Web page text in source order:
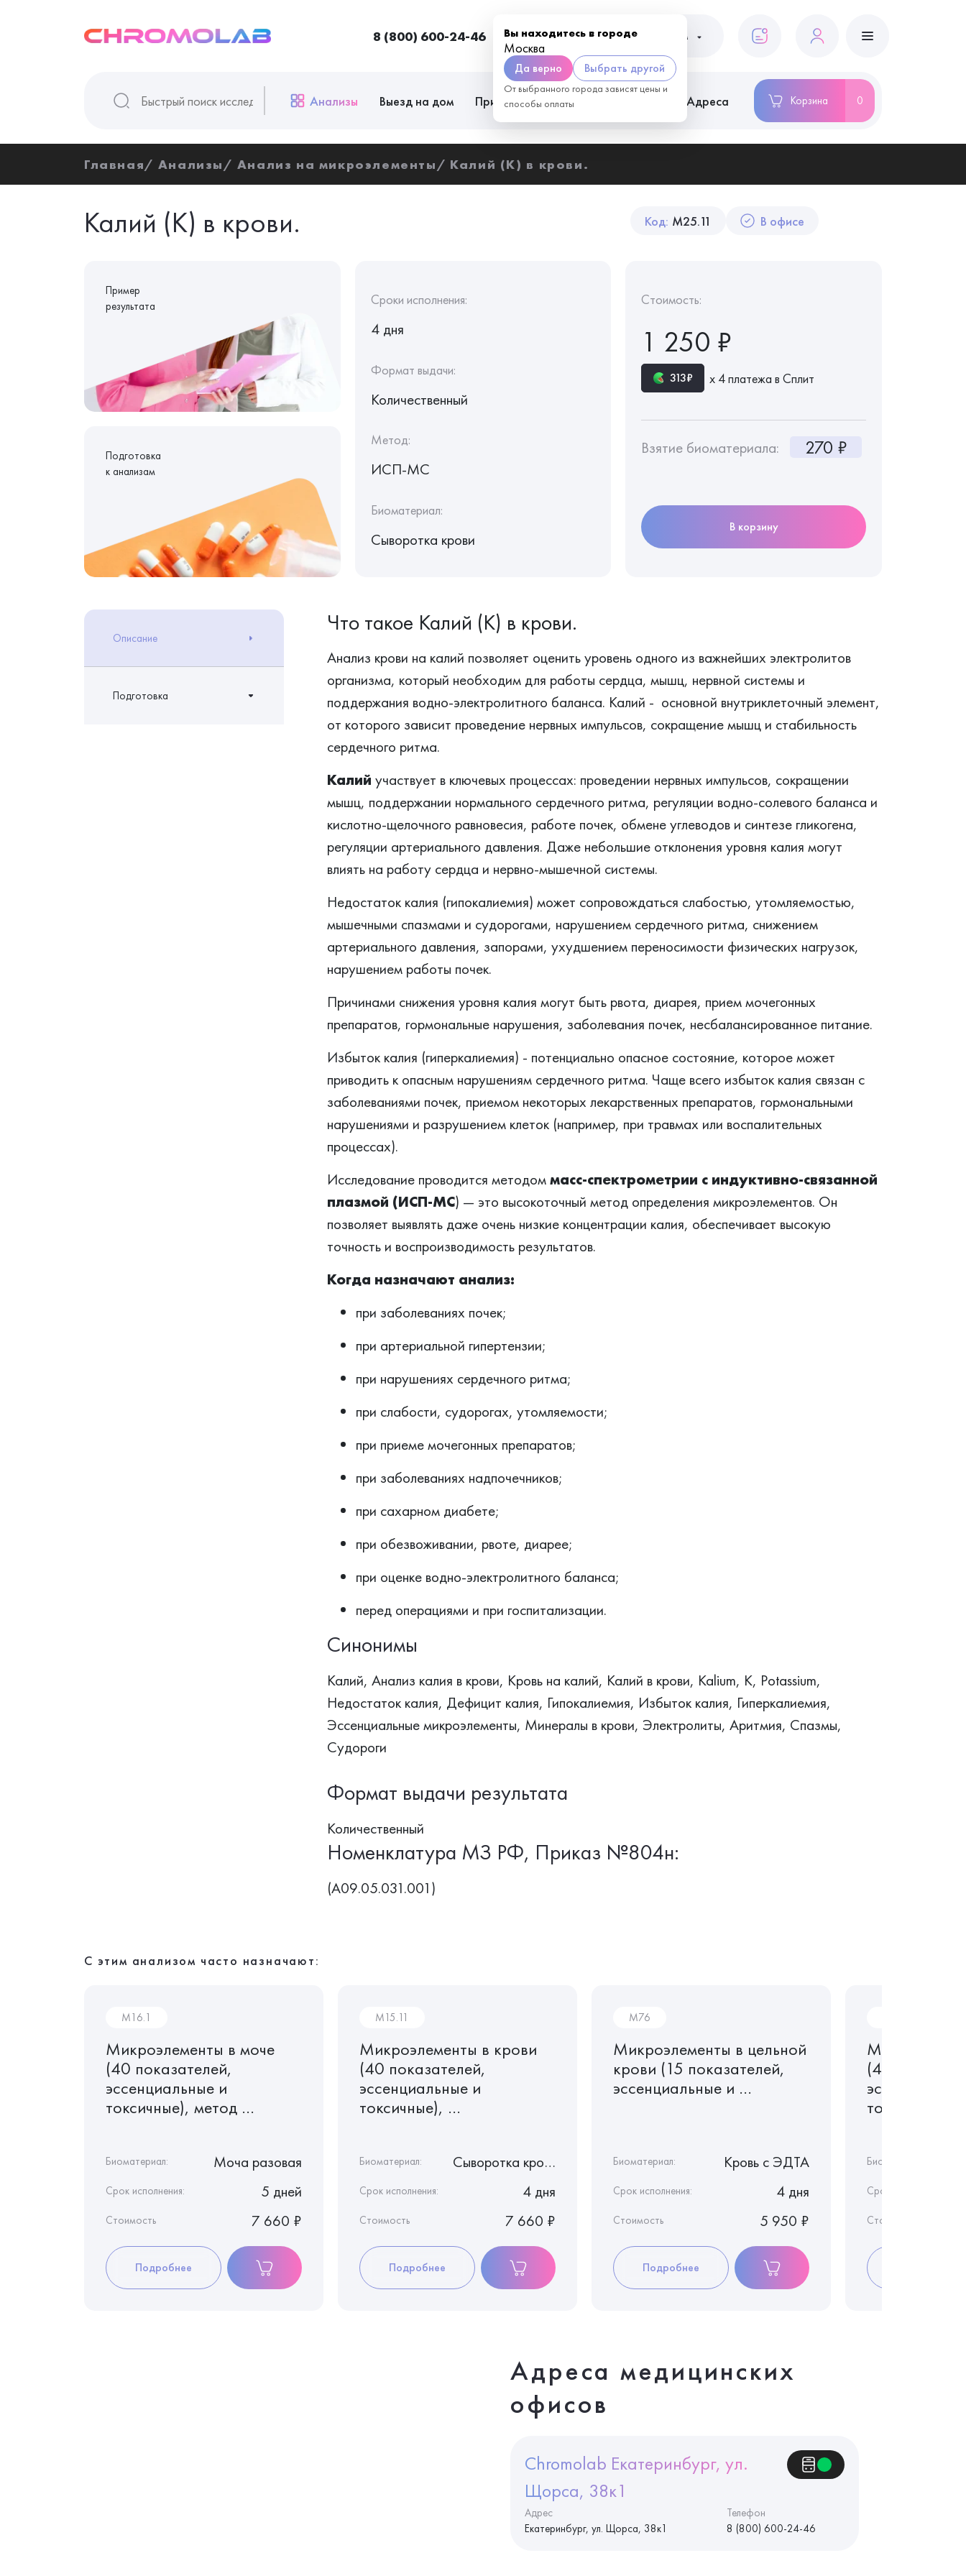
8 (800) 600-24-46 Вы находитесь в городе
Москва
Да верно Выбрать другой
От выбранного города зависят цены и
способы оплаты
Москва Пациентам
Анализы Выезд на дом Приём врачей Адреса Корзина 0
Главная Анализы Анализ на микроэлементы Калий (K) в крови.
Код: M25.11 В офисе
Калий (K) в крови.
Пример
результата
Подготовка
к анализам
Сроки исполнения:
4 дня
Формат выдачи:
Количественный
Метод:
ИСП-МС
Биоматериал:
Сыворотка крови
Стоимость:
1 250 ₽
313₽ х 4 платежа в Сплит
Взятие биоматериала: 270 ₽
В корзину
Описание
Подготовка
Что такое Калий (K) в крови.
Анализ крови на калий позволяет оценить уровень одного из важнейших электролитов
организма, который необходим для работы сердца, мышц, нервной системы и
поддержания водно-электролитного баланса. Калий - основной внутриклеточный элемент,
от которого зависит проведение нервных импульсов, сокращение мышц и стабильность
сердечного ритма.
Калий участвует в ключевых процессах: проведении нервных импульсов, сокращении
мышц, поддержании нормального сердечного ритма, регуляции водно-солевого баланса и
кислотно-щелочного равновесия, работе почек, обмене углеводов и синтезе гликогена,
регуляции артериального давления. Даже небольшие отклонения уровня калия могут
влиять на работу сердца и нервно-мышечной системы.
Недостаток калия (гипокалиемия) может сопровождаться слабостью, утомляемостью,
мышечными спазмами и судорогами, нарушением сердечного ритма, снижением
артериального давления, запорами, ухудшением переносимости физических нагрузок,
нарушением работы почек.
Причинами снижения уровня калия могут быть рвота, диарея, прием мочегонных
препаратов, гормональные нарушения, заболевания почек, несбалансированное питание.
Избыток калия (гиперкалиемия) - потенциально опасное состояние, которое может
приводить к опасным нарушениям сердечного ритма. Чаще всего избыток калия связан с
заболеваниями почек, приемом некоторых лекарственных препаратов, гормональными
нарушениями и разрушением клеток (например, при травмах или воспалительных
процессах).
Исследование проводится методоммасс-спектрометрии с индуктивно-связанной
плазмой (ИСП-МС) — это высокоточный метод определения микроэлементов. Он
позволяет выявлять даже очень низкие концентрации калия, обеспечивает высокую
точность и воспроизводимость результатов.
Когда назначают анализ:
при заболеваниях почек;
при артериальной гипертензии;
при нарушениях сердечного ритма;
при слабости, судорогах, утомляемости;
при приеме мочегонных препаратов;
при заболеваниях надпочечников;
при сахарном диабете;
при обезвоживании, рвоте, диарее;
при оценке водно-электролитного баланса;
перед операциями и при госпитализации.
Синонимы
Калий, Анализ калия в крови, Кровь на калий, Калий в крови, Kalium, K, Potassium,
Недостаток калия, Дефицит калия, Гипокалиемия, Избыток калия, Гиперкалиемия,
Эссенциальные микроэлементы, Минералы в крови, Электролиты, Аритмия, Спазмы,
Судороги
Формат выдачи результата
Количественный
Номенклатура МЗ РФ, Приказ №804н:
(A09.05.031.001)
С этим анализом часто назначают:
M16.1
Микроэлементы в моче
(40 показателей,
эссенциальные и
токсичные), метод ...
Биоматериал: Моча разовая
Срок исполнения: 5 дней
Стоимость 7 660 ₽
Подробнее
M15.11
Микроэлементы в крови
(40 показателей,
эссенциальные и
токсичные), ...
Биоматериал: Сыворотка крови
Срок исполнения: 4 дня
Стоимость 7 660 ₽
Подробнее
M76
Микроэлементы в цельной
крови (15 показателей,
эссенциальные и ...
Биоматериал: Кровь c ЭДТА
Срок исполнения: 4 дня
Стоимость 5 950 ₽
Подробнее
(40
токсичные),
Биоматериал:
Срок исполнения:
Стоимость
Адреса медицинских
офисов
Chromolab Екатеринбург, ул.
Щорса, 38к1
Адрес
Екатеринбург, ул. Щорса, 38к1
Телефон
8 (800) 600-24-46